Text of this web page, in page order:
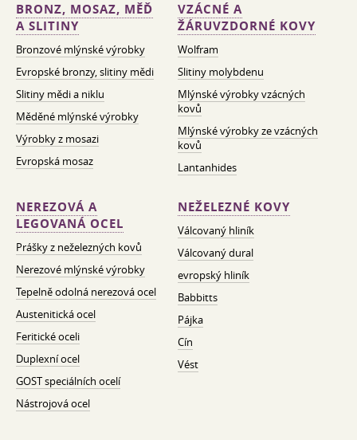
BRONZ, MOSAZ, MĚĎ
A SLITINY
Bronzové mlýnské výrobky
Evropské bronzy, slitiny mědi
Slitiny mědi a niklu
Měděné mlýnské výrobky
Výrobky z mosazi
Evropská mosaz
VZÁCNÉ A
ŽÁRUVZDORNÉ KOVY
Wolfram
Slitiny molybdenu
Mlýnské výrobky vzácných
kovů
Mlýnské výrobky ze vzácných
kovů
Lantanhides
NEREZOVÁ A
LEGOVANÁ OCEL
Prášky z neželezných kovů
Nerezové mlýnské výrobky
Tepelně odolná nerezová ocel
Austenitická ocel
Feritické oceli
Duplexní ocel
GOST speciálních ocelí
Nástrojová ocel
NEŽELEZNÉ KOVY
Válcovaný hliník
Válcovaný dural
evropský hliník
Babbitts
Pájka
Cín
Vést